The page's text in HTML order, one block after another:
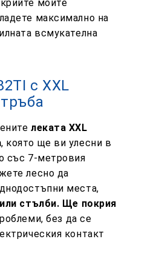
моите
максимално на
всмукателна
с XXL
леката XXL
, която ще ви улесни в
със 7-метровия
лесно да
места,
стълби. Ще покрия
, без да се
контакт